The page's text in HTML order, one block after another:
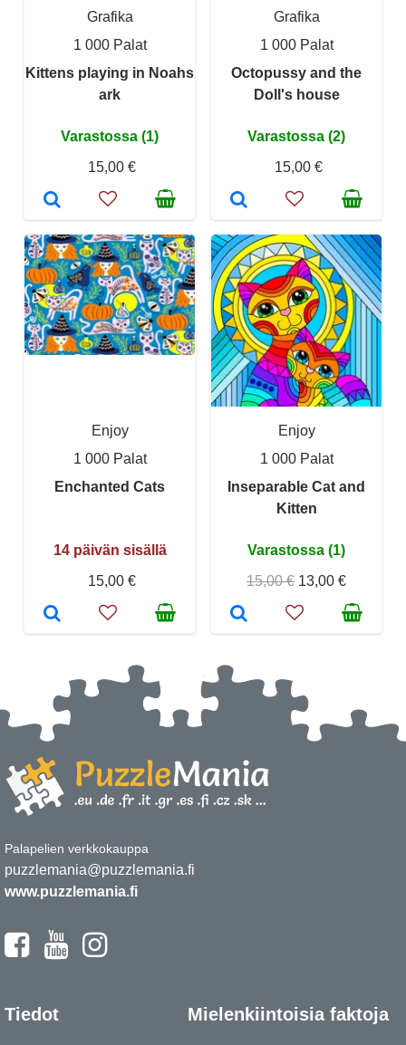
Grafika
1 000 Palat
Kittens playing in Noahs
ark
Varastossa (1)
15,00 €
Grafika
1 000 Palat
Octopussy and the
Doll's house
Varastossa (2)
15,00 €
Enjoy
1 000 Palat
Enchanted Cats
14 päivän sisällä
15,00 €
Enjoy
1 000 Palat
Inseparable Cat and
Kitten
Varastossa (1)
15,00 € 13,00 €
Palapelien verkkokauppa
puzzlemania@puzzlemania.fi
www.puzzlemania.fi
Tiedot Mielenkiintoisia faktoja